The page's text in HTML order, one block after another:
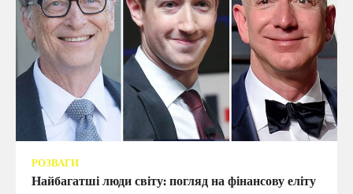
РОЗВАГИ
Найбагатші люди світу: погляд на фінансову еліту